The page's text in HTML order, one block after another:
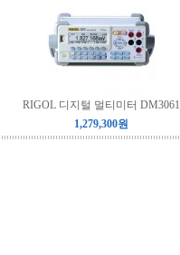
RIGOL 디지털 멀티미터 DM3061
1,279,300원